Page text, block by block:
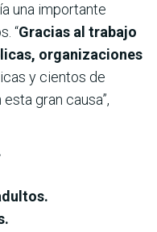
una importante
“Gracias al trabajo
organizaciones
y cientos de
gran causa”,